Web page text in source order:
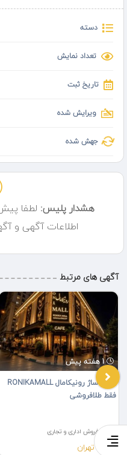
دسته
تعداد نمایش
تاریخ ثبت
ویرایش شده
جهش شده
هشدار پلیس: لطفا
اطلاعات آگهی و
آگهی های مرتبط
1 هفته پیش
13م پاساژ رونیکامال RONIKAMALL
فقط طلافروشی
املاک، فروش اداری و تجاری
تهران، تهران